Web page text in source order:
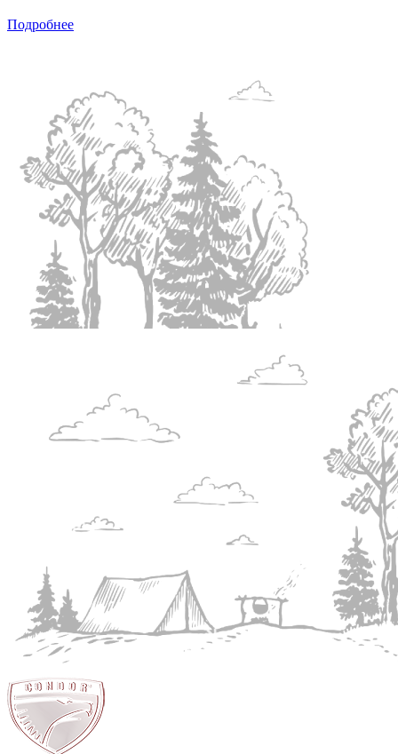
Подробнее